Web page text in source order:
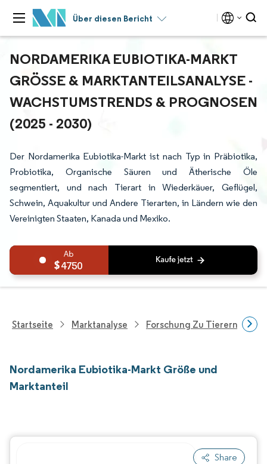
Über diesen Bericht
NORDAMERIKA EUBIOTIKA-MARKT
GRÖSSE & MARKTANTEILSANALYSE - W
ACHSTUMSTRENDS & PROGNOSEN (
2025 - 2030)
Der Nordamerika Eubiotika-Markt ist nach Typ in Präbiotika,
Probiotika, Organische Säuren und Ätherische Öle
segmentiert, und nach Tierart in Wiederkäuer, Geflügel,
Schwein, Aquakultur und Andere Tierarten, in Ländern wie den
Vereinigten Staaten, Kanada und Mexiko.
4750
Startseite Marktanalyse Forschung Zu
Nordamerika Eubiotika-Markt Größe und
Marktanteil
Share